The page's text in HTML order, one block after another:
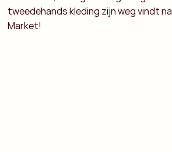
tweedehands kleding zijn weg vindt
Market!